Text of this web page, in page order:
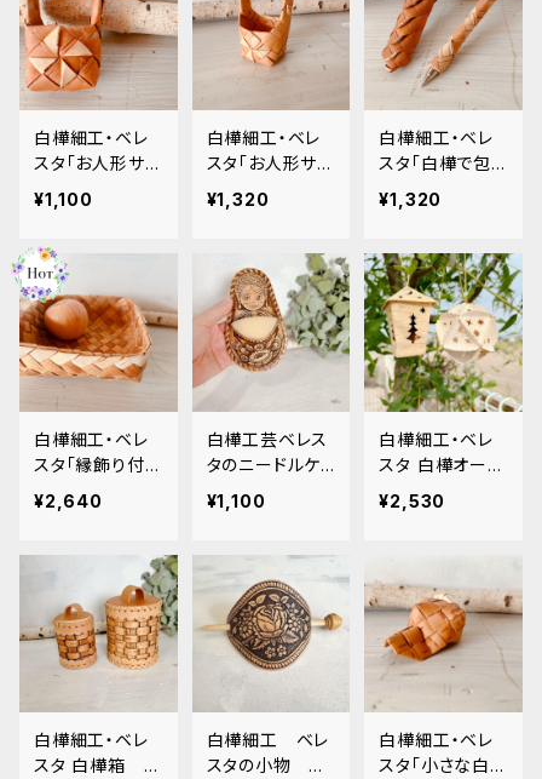
白樺細工・ベレ
スタ「お人形サイ
ズのバスケット
〔薄型〕」8×4c
¥1,100
白樺細工・ベレ
スタ「お人形サイ
ズのバスケット」
8×4×4cm. BE0
¥1,320
白樺細工・ベレ
スタ「白樺で包ま
れたボールペン
とペン刺しのセ
¥1,320
白樺細工・ベレ
スタ「縁飾り付き
のスクエアーか
¥2,640
白樺工芸ベレス
タのニードルケ
ース・お針刺し
「マトリョーシカ」
¥1,100
白樺細工・ベレ
スタ 白樺オーナ
メント 「多面立
体オーナメント」
¥2,530
白樺細工・ベレ
スタ 白樺箱
白樺細工 ベレ
スタの小物
白樺細工・ベレ
スタ「小さな白樺